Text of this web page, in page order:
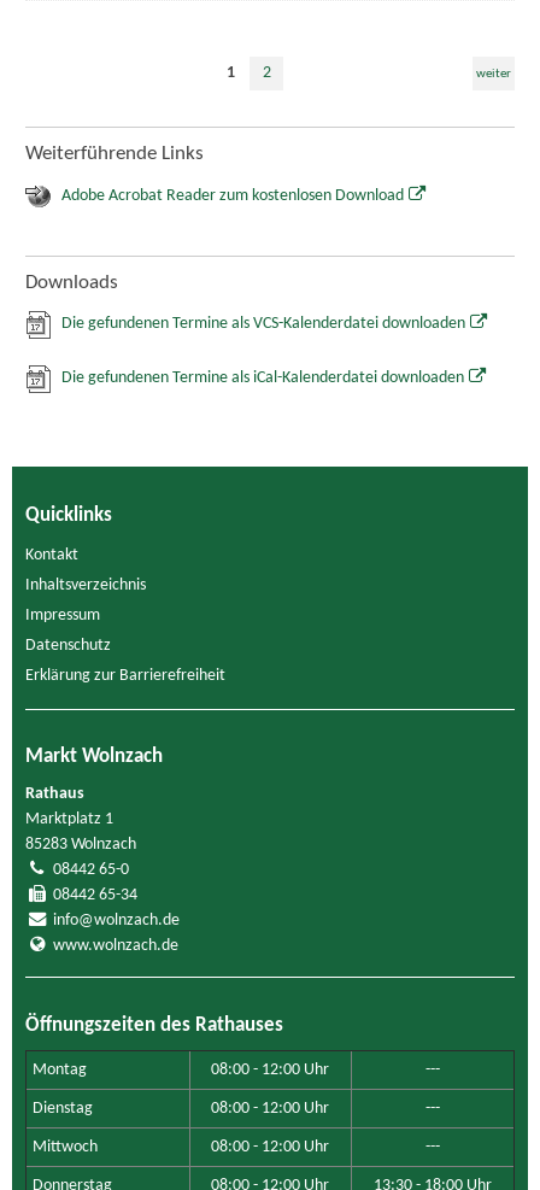
1 2 weiter
Weiterführende Links
Adobe Acrobat Reader zum kostenlosen Download
Downloads
Die gefundenen Termine als VCS-Kalenderdatei downloaden
Die gefundenen Termine als iCal-Kalenderdatei downloaden
Quicklinks
Kontakt
Inhaltsverzeichnis
Impressum
Datenschutz
Erklärung zur Barrierefreiheit
Markt Wolnzach
Rathaus
Marktplatz 1
85283 Wolnzach
08442 65-0
08442 65-34
info@wolnzach.de
www.wolnzach.de
Öffnungszeiten des Rathauses
Montag 08:00 - 12:00 Uhr ---
Dienstag 08:00 - 12:00 Uhr ---
Mittwoch 08:00 - 12:00 Uhr ---
Donnerstag 08:00 - 12:00 Uhr 13:30 - 18:00 Uhr